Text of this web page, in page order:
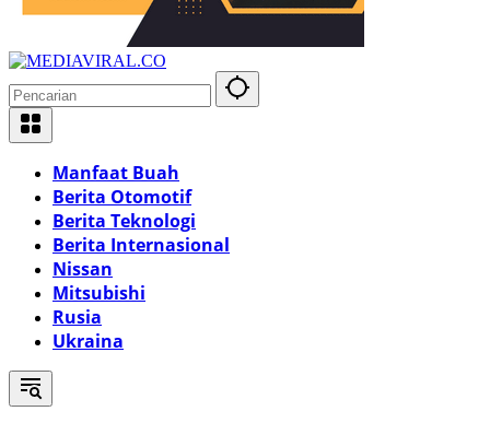
Manfaat Buah
Berita Otomotif
Berita Teknologi
Berita Internasional
Nissan
Mitsubishi
Rusia
Ukraina